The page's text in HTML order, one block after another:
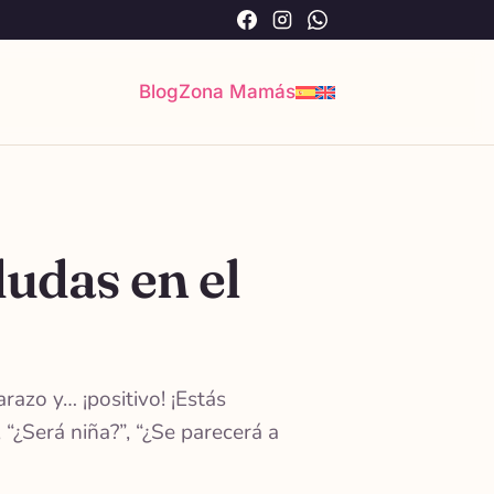
Facebook
InstagramWhatsApp
BlogZona Mamás
en el
y… ¡positivo! ¡Estás
niña?”, “¿Se parecerá a